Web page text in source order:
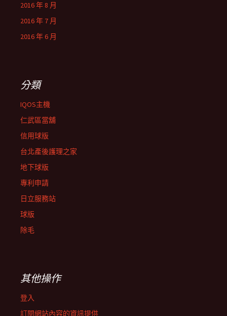
2016 年 8 月
2016 年 7 月
2016 年 6 月
分類
IQOS主機
仁武區當舖
信用球版
台北產後護理之家
地下球版
專利申請
日立服務站
球版
除毛
其他操作
登入
訂閱網站內容的資訊提供